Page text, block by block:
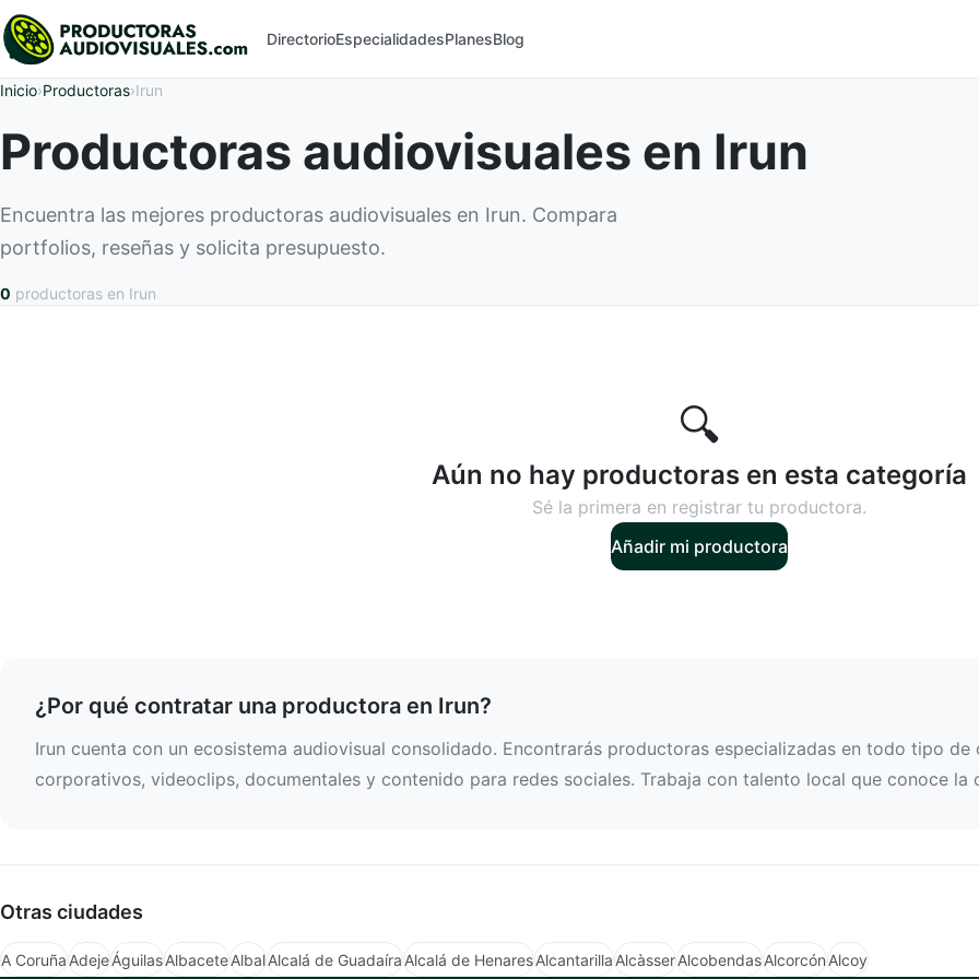
DirectorioEspecialidadesPlanesBlog
Inicio›Productoras›Irun
Productoras audiovisuales en Irun
Encuentra las mejores productoras audiovisuales en Irun. Compara
portfolios, reseñas y solicita presupuesto.
0 productoras en Irun
🔍
Aún no hay productoras en esta categoría
Sé la primera en registrar tu productora.
Añadir mi productora
¿Por qué contratar una productora en Irun?
Irun cuenta con un ecosistema audiovisual consolidado. Encontrarás productoras especializadas en todo tipo
corporativos, videoclips, documentales y contenido para redes sociales. Trabaja con talento local que conoce la
Otras ciudades
A CoruñaAdejeÁguilasAlbaceteAlbalAlcalá de GuadaíraAlcalá de HenaresAlcantarillaAlcàsserAlcobendasAlcorcónAlcoy